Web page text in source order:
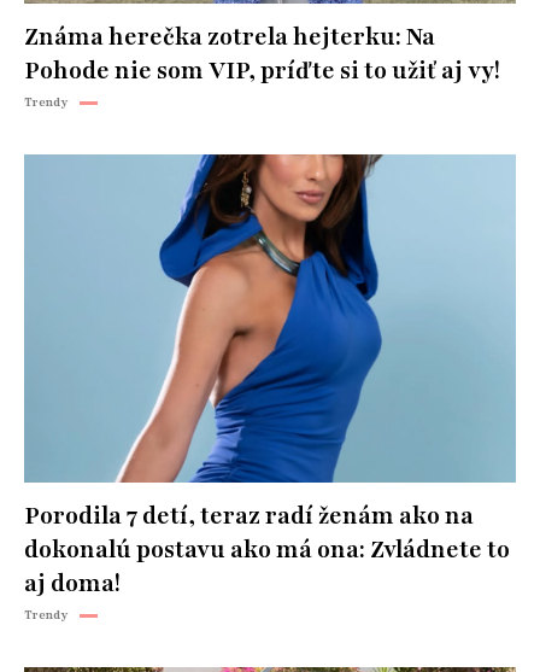
Známa herečka zotrela hejterku: Na
Pohode nie som VIP, príďte si to užiť aj vy!
Trendy
Porodila 7 detí, teraz radí ženám ako na
dokonalú postavu ako má ona: Zvládnete to
aj doma!
Trendy